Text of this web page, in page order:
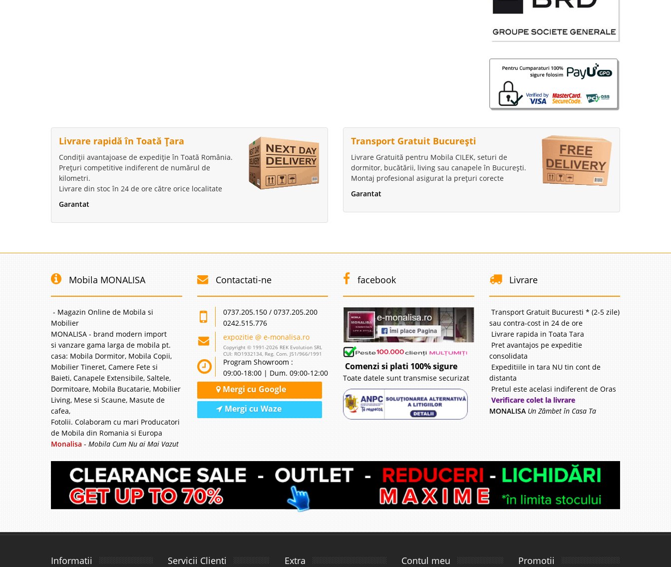
Livrare rapidă în Toată Țara
Condiții avantajoase de expediție în Toată România.
Prețuri competitive indiferent de numărul de
kilometri.
Livrare din stoc în 24 de ore către orice localitate
Garantat
Transport Gratuit București
Livrare Gratuită pentru Mobila CILEK, seturi de
dormitor, bucătării, living sau canapele în București.
Montaj profesional asigurat la prețuri corecte
Garantat
Mobila MONALISA
- Magazin Online de Mobila si
Mobilier
MONALISA - brand modern import
si vanzare gama larga de mobila pt.
casa: Mobila Dormitor, Mobila Copii,
Mobilier Tineret, Camere Fete si
Baieti, Canapele Extensibile, Saltele,
Dormitoare, Mobila Bucatarie, Mobilier
Living, Mese si Scaune, Masute de
cafea,
Fotolii. Colaboram cu mari Producatori
de Mobila din Romania si Europa
Monalisa - Mobila Cum Nu ai Mai Vazut
Contactati-ne
0737.205.150 / 0737.205.200
0242.515.776
expozitie @ e-monalisa.ro
Copyright © 1991-2026 REK Evolution SRL
CUI: RO1932134, Reg. Com. J51/966/1991
Program Showroom :
09:00-18:00 | Dum. 09:00-12:00
Mergi cu Google
Mergi cu Waze
facebook
Comenzi si plati 100% sigure
Toate datele sunt transmise securizat
Livrare
Transport Gratuit Bucuresti * (2-5 zile)
sau contra-cost in 24 de ore
Livrare rapida in Toata Tara
Pret avantajos pe expeditie
consolidata
Expeditiile in tara NU tin cont de
distanta
Pretul este acelasi indiferent de Oras
Verificare colet la livrare
MONALISA Un Zâmbet în Casa Ta
Informatii Servicii Clienti Extra Contul meu Promotii